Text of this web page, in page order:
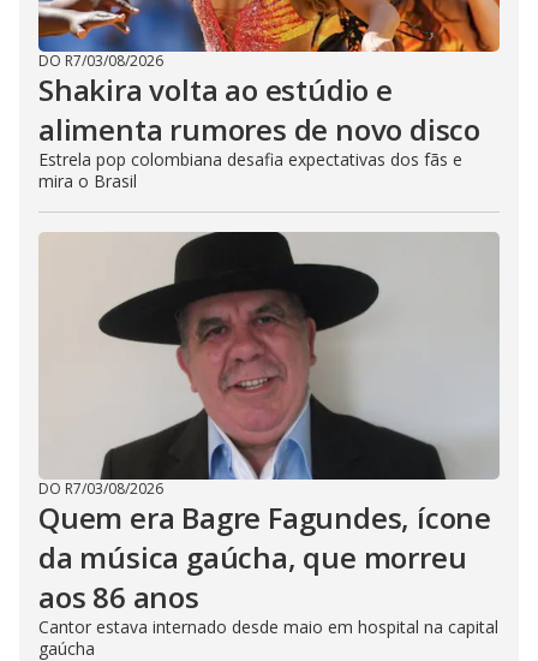
DO R7/03/08/2026
Shakira volta ao estúdio e
alimenta rumores de novo disco
Estrela pop colombiana desafia expectativas dos fãs e
mira o Brasil
DO R7/03/08/2026
Quem era Bagre Fagundes, ícone
da música gaúcha, que morreu
aos 86 anos
Cantor estava internado desde maio em hospital na capital
gaúcha